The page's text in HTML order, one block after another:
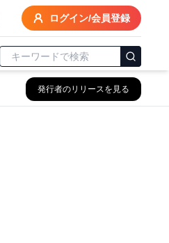
ログイン/会員登録
発行者のリリースを見る